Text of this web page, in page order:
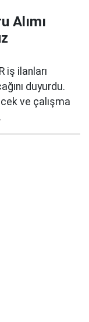
Alımı
iş ilanları
duyurdu.
ve çalışma